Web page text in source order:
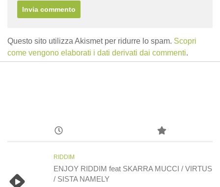
Questo sito utilizza Akismet per ridurre lo spam. Scopri
come vengono elaborati i dati derivati dai commenti.
RIDDIM
ENJOY RIDDIM feat SKARRA MUCCI / VIRTUS
/ SISTA NAMELY